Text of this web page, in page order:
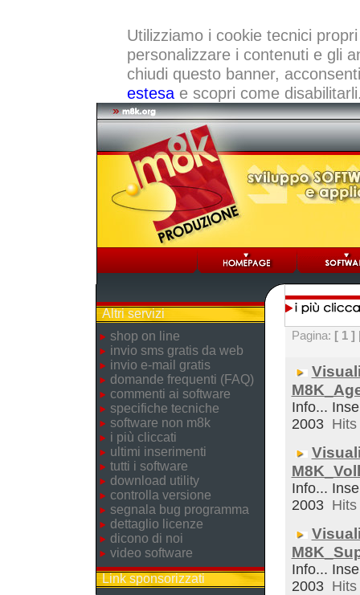
Utilizziamo i cookie tecnici
personalizzare i contenuti e gli
chiudi questo banner,
estesae scopri come
Altri servizi
shop on line
invio sms gratis da web
invio e-mail gratis
domande frequenti (FAQ)
commenti ai software
specifiche tecniche
software non m8k
i più cliccati
ultimi inserimenti
tutti i software
download utility
controlla versione
segnala bug programma
dettaglio licenze
dicono di noi
video software
Link sponsorizzati
Pagina: [ 1 ]
Info...
2003
Info...
2003
Info...
2003